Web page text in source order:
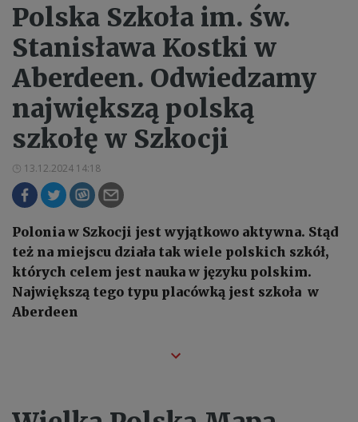
Polska Szkoła im. św.
Stanisława Kostki w
Aberdeen. Odwiedzamy
największą polską
szkołę w Szkocji
13.12.2024 14:18
Polonia w Szkocji jest wyjątkowo aktywna. Stąd
też na miejscu działa tak wiele polskich szkół,
których celem jest nauka w języku polskim.
Największą tego typu placówką jest szkoła w
Aberdeen